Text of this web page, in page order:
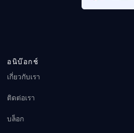
อนิบ๊อกช์
เกี่ยวกับเรา
ติดต่อเรา
บล็อก